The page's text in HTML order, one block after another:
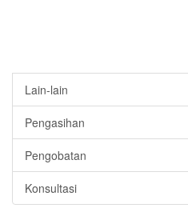
Lain-lain
Pengasihan
Pengobatan
Konsultasi